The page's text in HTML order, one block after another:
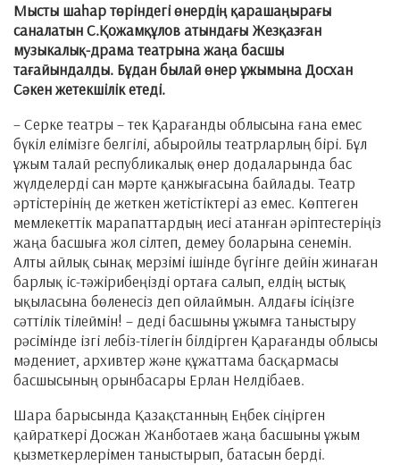
Мысты шаһар төріндегі өнердің қарашаңырағы
саналатын С.Қожамқұлов атындағы Жезқазған
музыкалық-драма театрына жаңа басшы
тағайындалды. Бұдан былай өнер ұжымына Досхан
Сәкен жетекшілік етеді.
– Серке театры – тек Қарағанды облысына ғана емес
бүкіл елімізге белгілі, абыройлы театрларлың бірі. Бұл
ұжым талай республикалық өнер додаларында бас
жүлделерді сан мәрте қанжығасына байлады. Театр
әртістерінің де жеткен жетістіктері аз емес. Көптеген
мемлекеттік марапаттардың иесі атанған әріптестеріңіз
жаңа басшыға жол сілтеп, демеу боларына сенемін.
Алты айлық сынақ мерзімі ішінде бүгінге дейін жинаған
барлық іс-тәжірибеңізді ортаға салып, елдің ыстық
ықыласына бөленесіз деп ойлаймын. Алдағы ісіңізге
сәттілік тілеймін! – деді басшыны ұжымға таныстыру
рәсімінде ізгі лебіз-тілегін білдірген Қарағанды облысы
мәдениет, архивтер және құжаттама басқармасы
басшысының орынбасары Ерлан Нелдібаев.
Шара барысында Қазақстанның Еңбек сіңірген
қайраткері Досжан Жанботаев жаңа басшыны ұжым
қызметкерлерімен таныстырып, батасын берді.